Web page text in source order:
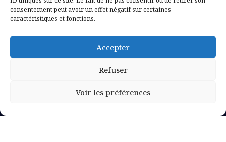
consentement peut avoir un effet négatif sur certaines
caractéristiques et fonctions.
Accepter
Refuser
Voir les préférences